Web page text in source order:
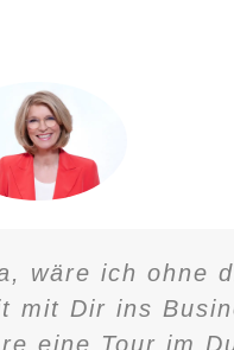
wäre ich ohne
mit Dir ins
eine Tour im